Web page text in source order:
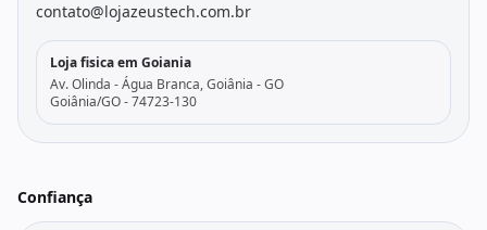
contato@lojazeustech.com.br
Loja fisica em Goiania
Av. Olinda - Água Branca, Goiânia - GO
Goiânia/GO - 74723-130
Confiança